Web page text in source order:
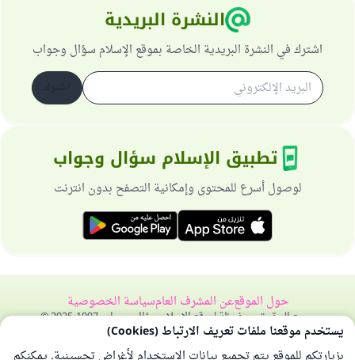
النشرة البريدية
اشترك في النشرة البريدية الخاصة بموقع الإسلام سؤال وجواب
تطبيق الإسلام سؤال وجواب
لوصول أسرع للمحتوى وإمكانية التصفح بدون انترنت
حول الموقععن المشرف العامسياسة الخصوصية
جميع الحقوق محفوظة لموقع الإسلام سؤال وجواب 1997-2025 ©
يستخدم موقعنا ملفات تعريف الارتباط (Cookies)